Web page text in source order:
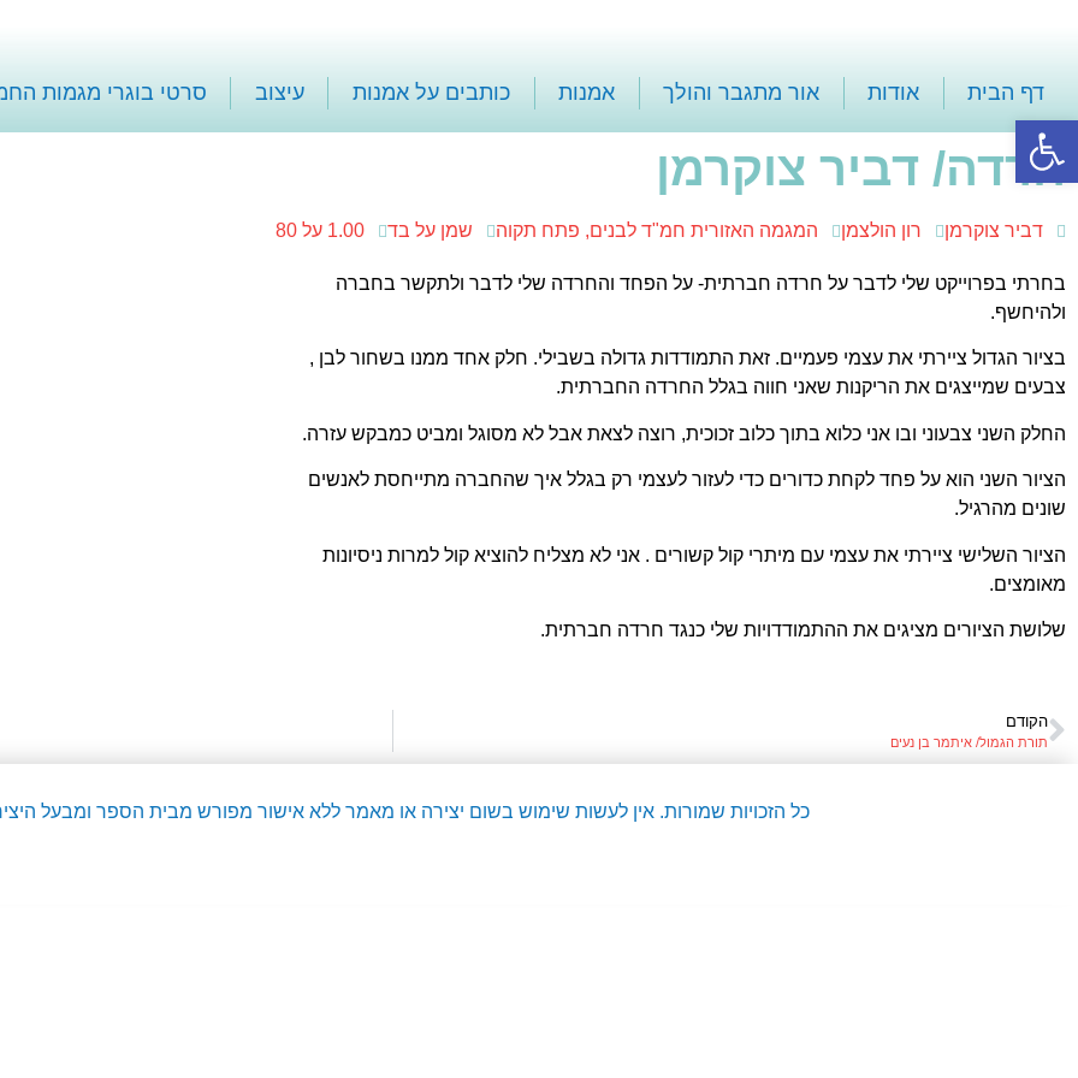
פתח סרגל נגישות
דף הבית אודות אור מתגבר והולך אמנות כותבים על אמנות עיצוב סרטי בוגרי מגמות
חרדה/ דביר צוקרמן
דביר צוקרמן רון הולצמן המגמה האזורית חמ"ד לבנים, פתח תקוה שמן על בד 1.00 על 80
בחרתי בפרוייקט שלי לדבר על חרדה חברתית- על הפחד והחרדה שלי לדבר ולתקשר בחברה
ולהיחשף.
בציור הגדול ציירתי את עצמי פעמיים. זאת התמודדות גדולה בשבילי. חלק אחד ממנו בשחור לבן ,
צבעים שמייצגים את הריקנות שאני חווה בגלל החרדה החברתית.
החלק השני צבעוני ובו אני כלוא בתוך כלוב זכוכית, רוצה לצאת אבל לא מסוגל ומביט כמבקש עזרה.
הציור השני הוא על פחד לקחת כדורים כדי לעזור לעצמי רק בגלל איך שהחברה מתייחסת לאנשים
שונים מהרגיל.
הציור השלישי ציירתי את עצמי עם מיתרי קול קשורים . אני לא מצליח להוציא קול למרות ניסיונות
מאומצים.
שלושת הציורים מציגים את ההתמודדויות שלי כנגד חרדה חברתית.
הקודם
תורת הגמול/ איתמר בן נעים
כל הזכויות שמורות. אין לעשות שימוש בשום יצירה או מאמר ללא אישור מפורש מבית הספר ומבעל